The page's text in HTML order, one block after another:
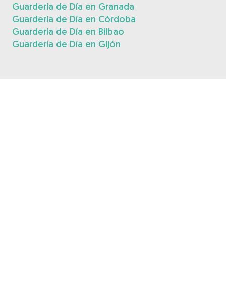
Guardería de Día en Granada
Guardería de Día en Córdoba
Guardería de Día en Bilbao
Guardería de Día en Gijón